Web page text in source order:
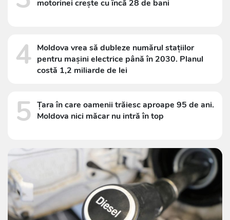
motorinei crește cu încă 28 de bani
4 Moldova vrea să dubleze numărul stațiilor
pentru mașini electrice până în 2030. Planul
costă 1,2 miliarde de lei
5 Țara în care oamenii trăiesc aproape 95 de ani.
Moldova nici măcar nu intră în top